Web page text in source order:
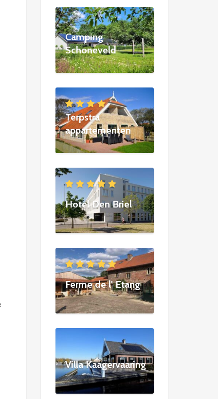
Camping
Schoneveld
Terpstra
appartementen
Hotel Den Briel
Ferme de l' Etang
Villa Kaagervaaring